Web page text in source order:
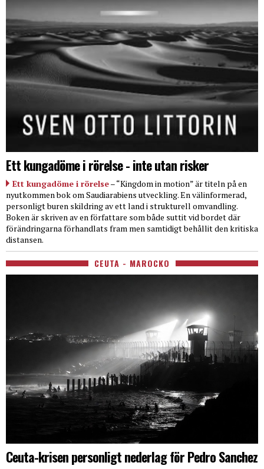
Ett kungadöme i rörelse - inte utan risker
Ett kungadöme i rörelse– “Kingdom in motion” är titeln på en
nyutkommen bok om Saudiarabiens utveckling. En välinformerad,
personligt buren skildring av ett land i strukturell omvandling.
Boken är skriven av en författare som både suttit vid bordet där
förändringarna förhandlats fram men samtidigt behållit den kritiska
distansen.
CEUTA - MAROCKO
Ceuta-krisen personligt nederlag för Pedro Sanchez